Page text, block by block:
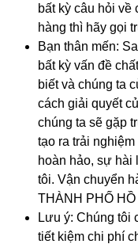
bất kỳ câu hỏi về
hàng thì hãy gọi
Bạn thân mến:
bất kỳ vấn đề
biết và chúng ta
cách giải quyết
chúng ta sẽ gặp
tạo ra trải
hoàn hảo, sự hài
tôi. Vận chuyển
THÀNH PHỐ HỒ
Lưu ý: Chúng tôi
tiết kiệm chi phí